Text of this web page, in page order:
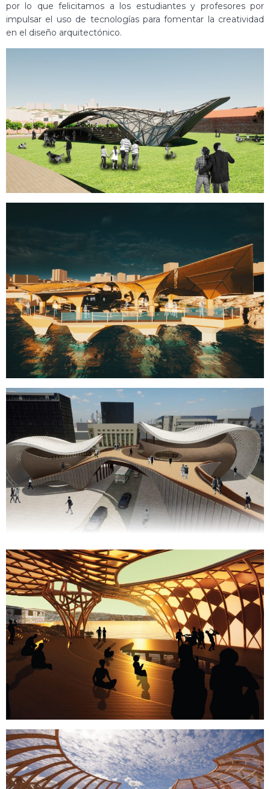
por lo que felicitamos a los estudiantes y profesores por
impulsar el uso de tecnologías para fomentar la creatividad
en el diseño arquitectónico.